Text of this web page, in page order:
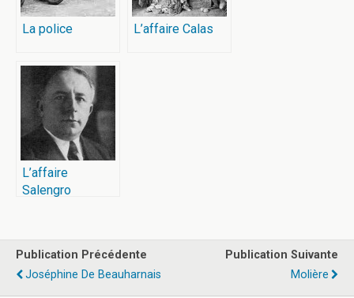
La police L’affaire Calas
L’affaire
Salengro
Publication Précédente
Joséphine De Beauharnais
Publication Suivante
Molière